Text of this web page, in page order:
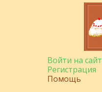
Войти на сайт
Регистрация
Помощь